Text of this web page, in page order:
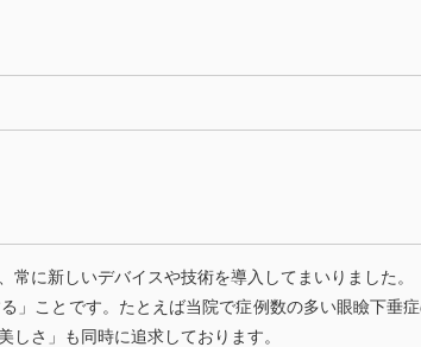
常に新しいデバイスや技術を導入してまいりました。
」ことです。たとえば当院で症例数の多い眼瞼下垂
さ」も同時に追求しております。